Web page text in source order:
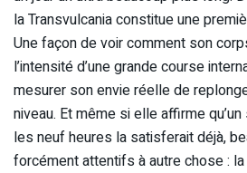
la Transvulcania constitue une
Une façon de voir comment son
l’intensité d’une grande course
mesurer son envie réelle de
niveau. Et même si elle affirme
les neuf heures la satisferait déjà,
forcément attentifs à autre chose :